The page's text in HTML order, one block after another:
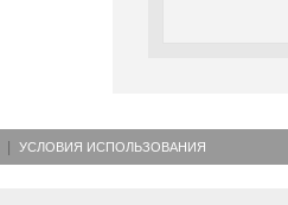
УСЛОВИЯ ИСПОЛЬЗОВАНИЯ